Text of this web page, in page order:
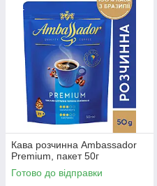
Кава розчинна Ambassador
Premium, пакет 50г
Готово до відправки